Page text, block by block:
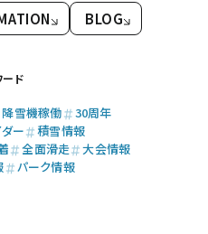
BLOG
ード
降雪機稼働
30周年
ー
積雪情報
全面滑走
大会情報
パーク情報